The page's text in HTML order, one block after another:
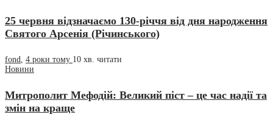
25 червня відзначаємо 130-річчя від дня народження
Святого Арсенія (Річинського)
fond 4 роки тому 10 хв. читати
Новини
Митрополит Мефодій: Великий піст – це час надії та
змін на краще